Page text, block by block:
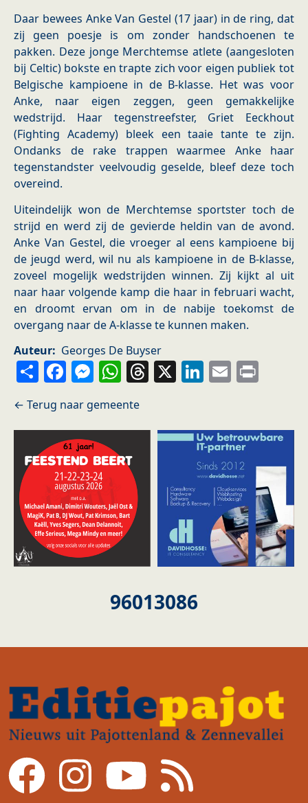
Daar bewees Anke Van Gestel (17 jaar) in de ring, dat
zij geen poesje is om zonder handschoenen te
pakken. Deze jonge Merchtemse atlete (aangesloten
bij Celtic) bokste en trapte zich voor eigen publiek tot
Belgische kampioene in de B-klasse. Het was voor
Anke, naar eigen zeggen, geen gemakkelijke
wedstrijd. Haar tegenstreefster, Griet Eeckhout
(Fighting Academy) bleek een taaie tante te zijn.
Ondanks de rake trappen waarmee Anke haar
tegenstandster veelvoudig geselde, bleef deze toch
overeind.
Uiteindelijk won de Merchtemse sportster toch de
strijd en werd zij de gevierde heldin van de avond.
Anke Van Gestel, die vroeger al eens kampioene bij
de jeugd werd, wil nu als kampioene in de B-klasse,
zoveel mogelijk wedstrijden winnen. Zij kijkt al uit
naar haar volgende kamp die haar in februari wacht,
en droomt ervan om in de nabije toekomst de
overgang naar de A-klasse te kunnen maken.
Auteur
Georges De Buyser
ShareFacebook
Messenger
WhatsApp
Threads
X LinkedIn
Email
96013086